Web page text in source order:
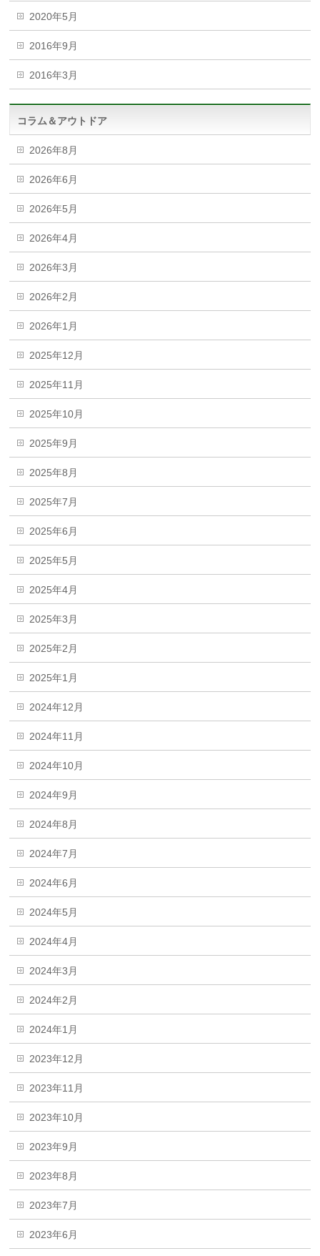
2020年5月
2016年9月
2016年3月
コラム＆アウトドア
2026年8月
2026年6月
2026年5月
2026年4月
2026年3月
2026年2月
2026年1月
2025年12月
2025年11月
2025年10月
2025年9月
2025年8月
2025年7月
2025年6月
2025年5月
2025年4月
2025年3月
2025年2月
2025年1月
2024年12月
2024年11月
2024年10月
2024年9月
2024年8月
2024年7月
2024年6月
2024年5月
2024年4月
2024年3月
2024年2月
2024年1月
2023年12月
2023年11月
2023年10月
2023年9月
2023年8月
2023年7月
2023年6月